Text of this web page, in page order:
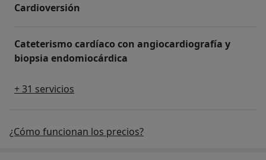
Cardioversión
Cateterismo cardíaco con angiocardiografía y
biopsia endomiocárdica
+ 31 servicios
¿Cómo funcionan los precios?